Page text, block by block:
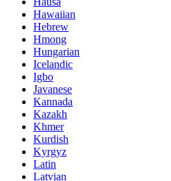
Hawaiian
Hebrew
Hmong
Hungarian
Icelandic
Igbo
Javanese
Kannada
Kazakh
Khmer
Kurdish
Kyrgyz
Latin
Latvian